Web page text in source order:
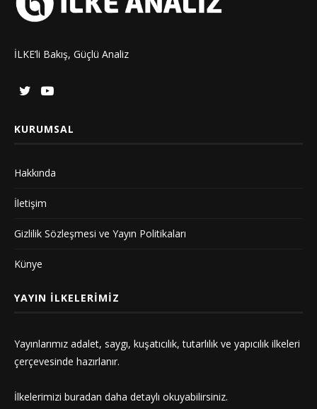
İLKE’li Bakış, Güçlü Analiz
KURUMSAL
Hakkında
İletişim
Gizlilik Sözleşmesi ve Yayın Politikaları
Künye
YAYIN İLKELERIMIZ
Yayınlarımız adalet, saygı, kuşatıcılık, tutarlılık ve yapıcılık ilkeleri
çerçevesinde hazırlanır.
İlkelerimizi buradan daha detaylı okuyabilirsiniz.